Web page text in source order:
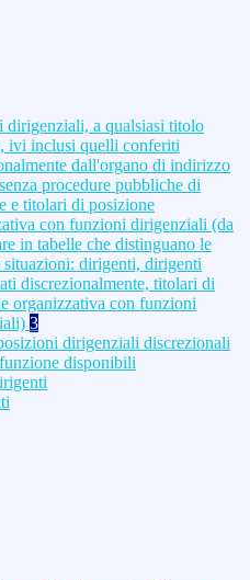
dirigenziali, a qualsiasi titolo
ivi inclusi quelli conferiti
dall'organo di indirizzo
procedure pubbliche di
e titolari di posizione
con funzioni dirigenziali (da
in tabelle che distinguano le
situazioni: dirigenti, dirigenti
discrezionalmente, titolari di
organizzativa con funzioni
3
dirigenziali discrezionali
disponibili